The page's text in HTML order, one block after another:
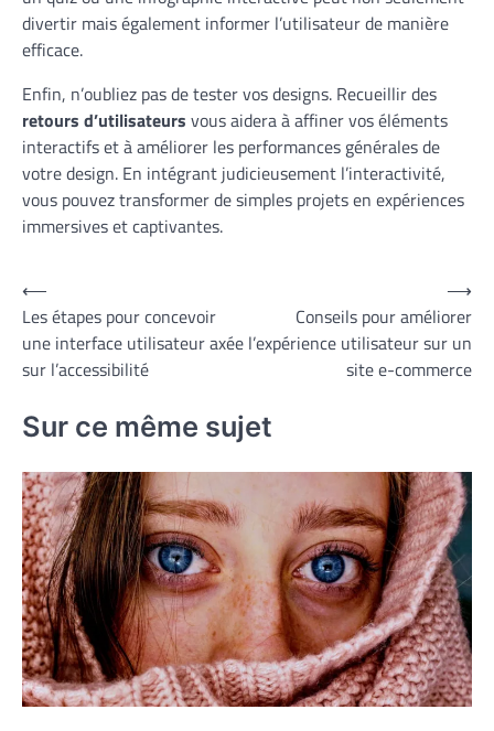
divertir mais également informer l’utilisateur de manière
efficace.
Enfin, n’oubliez pas de tester vos designs. Recueillir des
retours d’utilisateurs vous aidera à affiner vos éléments
interactifs et à améliorer les performances générales de
votre design. En intégrant judicieusement l’interactivité,
vous pouvez transformer de simples projets en expériences
immersives et captivantes.
Navigation
de
l’article
⟵
Les étapes pour concevoir
une interface utilisateur axée
sur l’accessibilité
Conseils pour améliorer
l’expérience utilisateur sur un
site e-commerce
⟶
Sur ce même sujet